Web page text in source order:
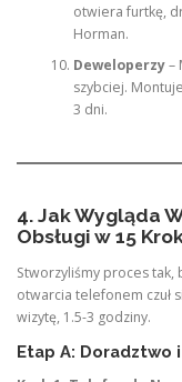
otwiera furtkę,
Horman.
Deweloperzy–
szybciej.
3 dni.
4. Jak Wygląda
Obsługi w 15
Stworzyliśmy proces
otwarcia telefonem czuł
wizytę, 1.5-3 godziny.
Etap A: Doradztwo